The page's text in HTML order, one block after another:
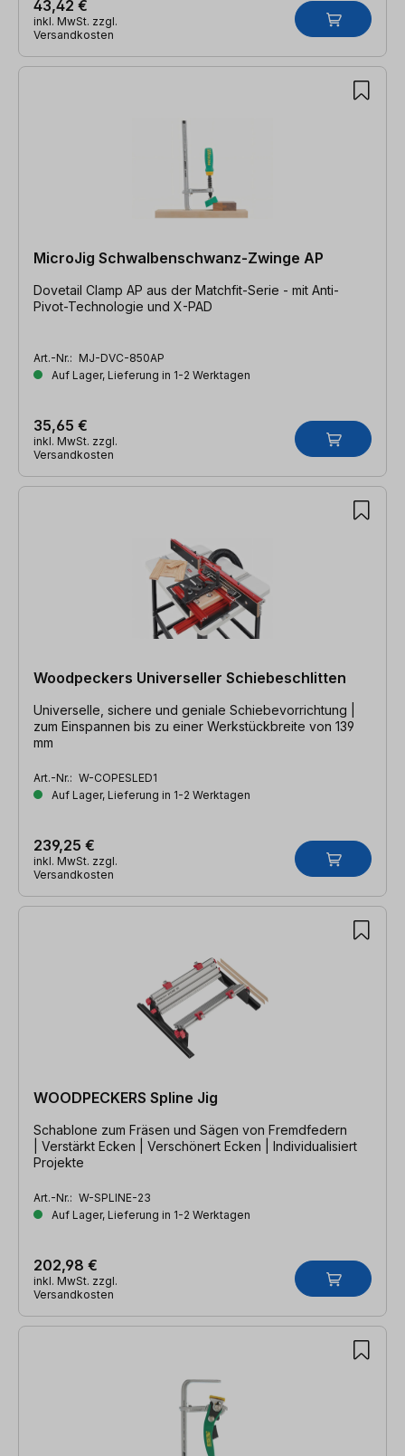
43,42 €
inkl. MwSt. zzgl.
Versandkosten
MicroJig Schwalbenschwanz-Zwinge AP
Dovetail Clamp AP aus der Matchfit-Serie - mit Anti-
Pivot-Technologie und X-PAD
Art.-Nr.: MJ-DVC-850AP
Auf Lager, Lieferung in 1-2 Werktagen
35,65 €
inkl. MwSt. zzgl.
Versandkosten
Woodpeckers Universeller Schiebeschlitten
Universelle, sichere und geniale Schiebevorrichtung |
zum Einspannen bis zu einer Werkstückbreite von 139
mm
Art.-Nr.: W-COPESLED1
Auf Lager, Lieferung in 1-2 Werktagen
239,25 €
inkl. MwSt. zzgl.
Versandkosten
WOODPECKERS Spline Jig
Schablone zum Fräsen und Sägen von Fremdfedern
| Verstärkt Ecken | Verschönert Ecken | Individualisiert
Projekte
Art.-Nr.: W-SPLINE-23
Auf Lager, Lieferung in 1-2 Werktagen
202,98 €
inkl. MwSt. zzgl.
Versandkosten